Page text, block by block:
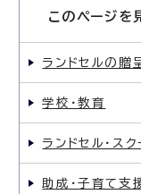
このページを
ランドセルの贈
学校・教育
ランドセル・ス
助成・子育て支